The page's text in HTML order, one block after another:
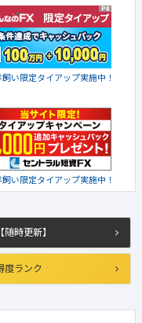
時更新】
度ランク
飼い限定タイアップ実施中！
飼い限定タイアップ実施中！